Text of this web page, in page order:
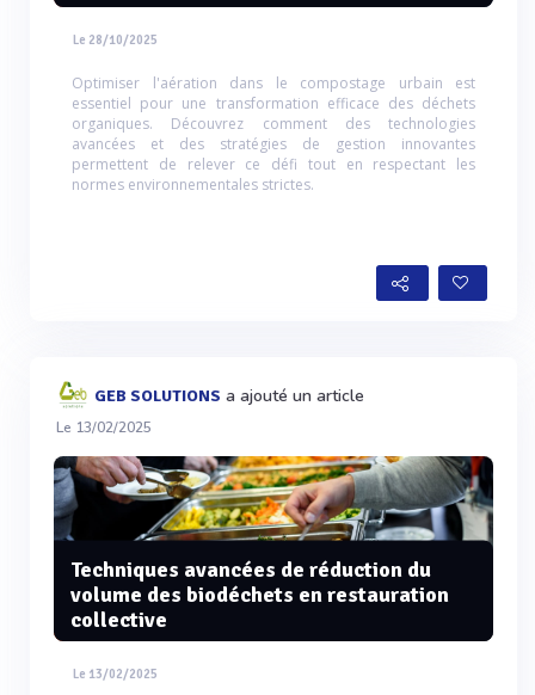
Le 28/10/2025
Optimiser l'aération dans le compostage urbain est
essentiel pour une transformation efficace des déchets
organiques. Découvrez comment des technologies
avancées et des stratégies de gestion innovantes
permettent de relever ce défi tout en respectant les
normes environnementales strictes.
GEB SOLUTIONS a ajouté un article
Le 13/02/2025
Techniques avancées de réduction du
volume des biodéchets en restauration
collective
Le 13/02/2025